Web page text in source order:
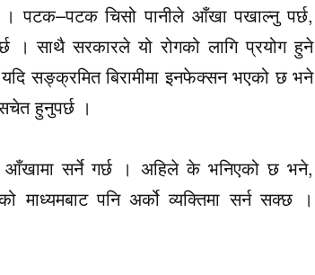
। पटक–पटक चिसो पानीले आँखा पखाल्नु पर्छ,
। साथै सरकारले यो रोगको लागि प्रयोग हुने
सङ्क्रमित बिरामीमा इनफेक्सन भएको छ भने
हुनुपर्छ ।
आँखामा सर्ने गर्छ । अहिले के भनिएको छ भने,
पनि अर्को व्यक्तिमा सर्न सक्छ ।